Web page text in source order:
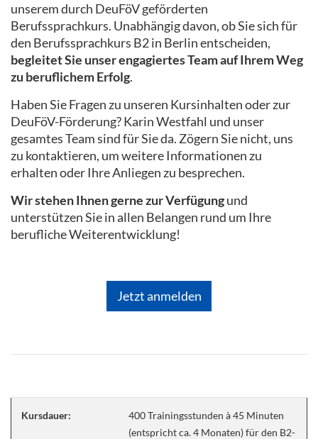
unserem durch DeuFöV geförderten
Berufssprachkurs. Unabhängig davon, ob Sie sich für
den Berufssprachkurs B2 in Berlin entscheiden,
begleitet Sie unser engagiertes Team auf Ihrem Weg
zu beruflichem Erfolg.
Haben Sie Fragen zu unseren Kursinhalten oder zur
DeuFöV-Förderung? Karin Westfahl und unser
gesamtes Team sind für Sie da. Zögern Sie nicht, uns
zu kontaktieren, um weitere Informationen zu
erhalten oder Ihre Anliegen zu besprechen.
Wir stehen Ihnen gerne zur Verfügungund
unterstützen Sie in allen Belangen rund um Ihre
berufliche Weiterentwicklung!
Jetzt anmelden
Kursdauer:
400 Trainingsstunden à 45 Minuten
(entspricht ca. 4 Monaten) für den B2-